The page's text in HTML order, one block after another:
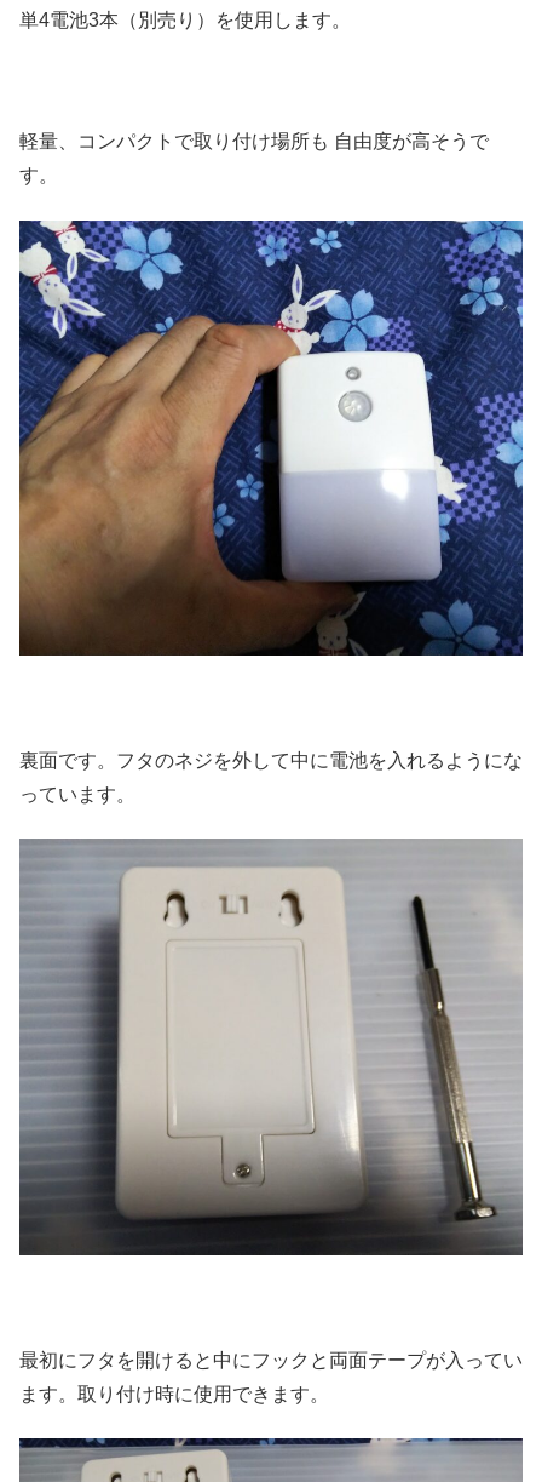
単4電池3本（別売り）を使用します。
軽量、コンパクトで取り付け場所も 自由度が高そうで
す。
裏面です。フタのネジを外して中に電池を入れるようにな
っています。
最初にフタを開けると中にフックと両面テープが入ってい
ます。取り付け時に使用できます。